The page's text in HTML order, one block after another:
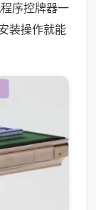
序控牌器一
装操作就能